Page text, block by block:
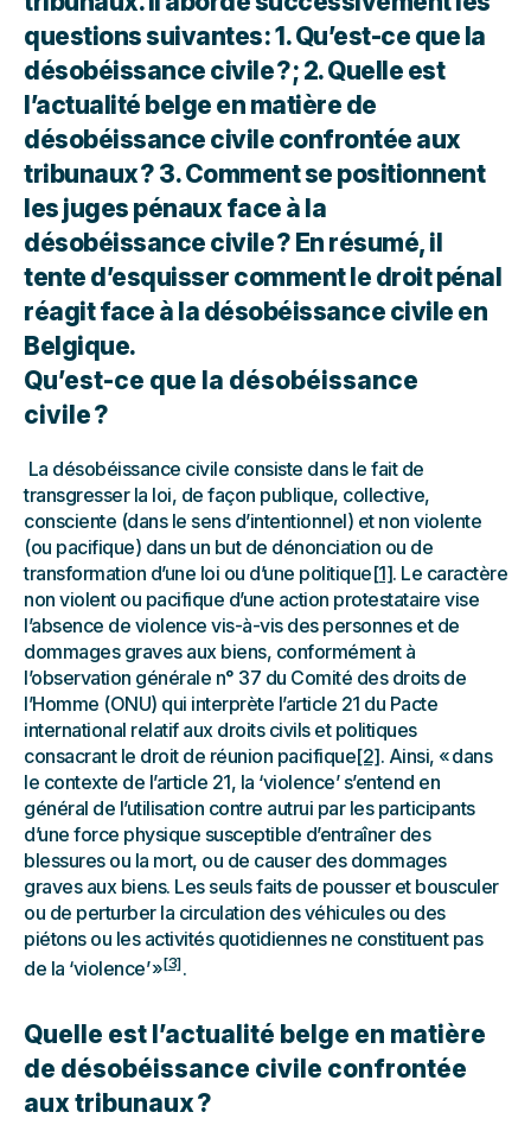
questions suivantes : 1. Qu’est-ce que la
désobéissance civile ? ; 2. Quelle est
l’actualité belge en matière de
désobéissance civile confrontée aux
tribunaux ? 3. Comment se positionnent
les juges pénaux face à la
désobéissance civile ? En résumé, il
tente d’esquisser comment le droit pénal
réagit face à la désobéissance civile en
Belgique.
Qu’est-ce que la désobéissance
civile ?
La désobéissance civile consiste dans le fait de
transgresser la loi, de façon publique, collective,
consciente (dans le sens d’intentionnel) et non violente
(ou pacifique) dans un but de dénonciation ou de
transformation d’une loi ou d’une politique[1]. Le caractère
non violent ou pacifique d’une action protestataire vise
l’absence de violence vis-à-vis des personnes et de
dommages graves aux biens, conformément à
l’observation générale n° 37 du Comité des droits de
l’Homme (ONU) qui interprète l’article 21 du Pacte
international relatif aux droits civils et politiques
consacrant le droit de réunion pacifique[2]. Ainsi, « dans
le contexte de l’article 21, la ‘violence’ s’entend en
général de l’utilisation contre autrui par les participants
d’une force physique susceptible d’entraîner des
blessures ou la mort, ou de causer des dommages
graves aux biens. Les seuls faits de pousser et bousculer
ou de perturber la circulation des véhicules ou des
piétons ou les activités quotidiennes ne constituent pas
de la ‘violence’ »[3].
Quelle est l’actualité belge en matière
de désobéissance civile confrontée
aux tribunaux ?